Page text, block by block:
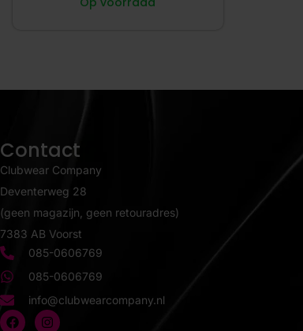
Contact
Clubwear Company
Deventerweg 28
(geen magazijn, geen retouradres)
7383 AB Voorst
085-0606769
085-0606769
info@clubwearcompany.nl